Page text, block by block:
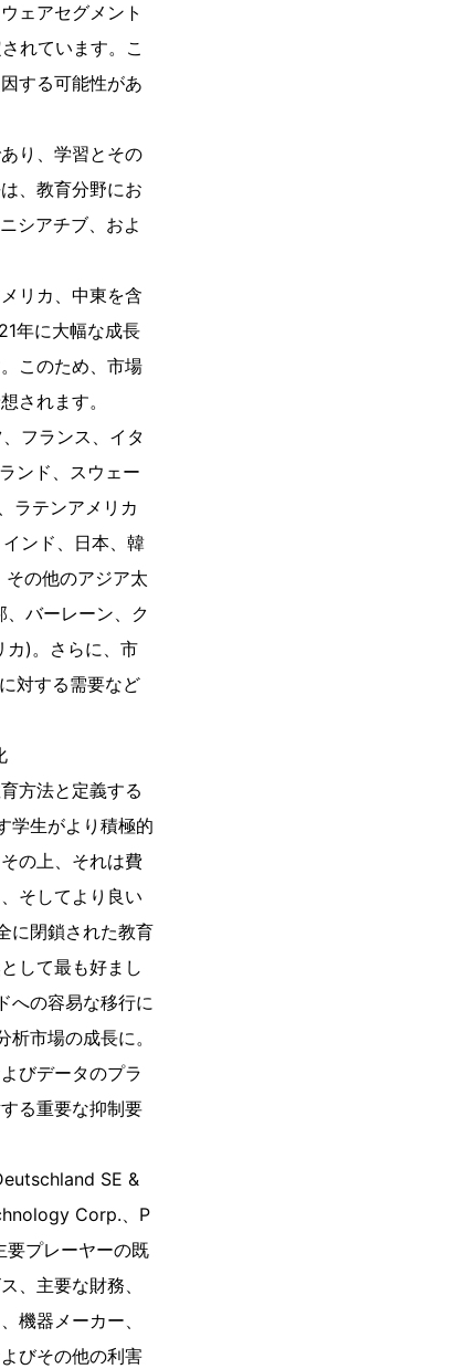
ェアセグメント
れています。こ
する可能性があ
り、学習とその
、教育分野にお
シアチブ、およ
リカ、中東を含
年に大幅な成長
このため、市場
されます。
フランス、イタ
ンド、スウェー
ラテンアメリカ
ンド、日本、韓
の他のアジア太
バーレーン、ク
カ)。さらに、市
対する需要など
方法と定義する
学生がより積極的
の上、それは費
そしてより良い
に閉鎖された教育
して最も好まし
への容易な移行に
市場の成長に。
びデータのプラ
る重要な抑制要
SE &
Corp.、P
プレーヤーの既
、主要な財務、
機器メーカー、
びその他の利害